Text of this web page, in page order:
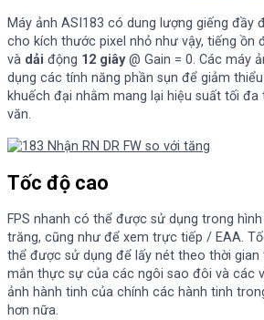
Máy ảnh ASI183 có dung lượng giếng đầy
cho kích thước pixel nhỏ như vậy, tiếng ồn
và dải động 12 giây@ Gain = 0. Các máy
dụng các tính năng phần sụn để giảm
khuếch đại nhằm mang lại hiệu suất tối
văn.
Tốc độ cao
FPS nhanh có thể được sử dụng trong
trăng, cũng như để xem trực tiếp / EAA.
thể được sử dụng để lấy nét theo thời gian
mắn thực sự của các ngôi sao đôi và các
ảnh hành tinh của chính các hành tinh
hơn nữa.